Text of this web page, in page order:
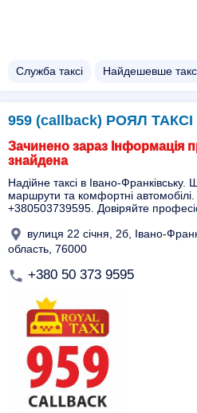
Служба таксі Найдешевше
959 (callback) РОЯЛ ТАКСІ
Зачинено зараз Інформація
знайдена
Надійне таксі в Івано-Франківську.
маршрути та комфортні
+380503739595. Довіряйте
вулиця 22 січня, 2б, Івано-
область, 76000
+380 50 373 9595